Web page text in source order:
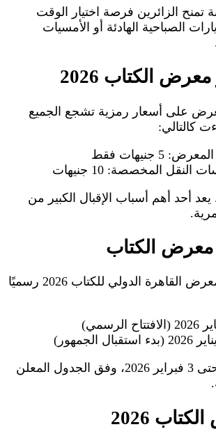
تمنح الزائرين فرصة اختيار الوقت
الصباحية الهادئة أو الأمسيات
الكتاب 2026
على أسعار رمزية تشجع الجميع
كالتالي:
5 جنيهات فقط
النقل المخصصة: 10 جنيهات
أحد أهم أسباب الإقبال الكبير من
معرض الكتاب
انطلقت فعاليات معرض القاهرة الدولي للكتاب 2026 رسميًا
ويستمر المعرض حتى 3 فبراير 2026، وفق الجدول المعلن
2026